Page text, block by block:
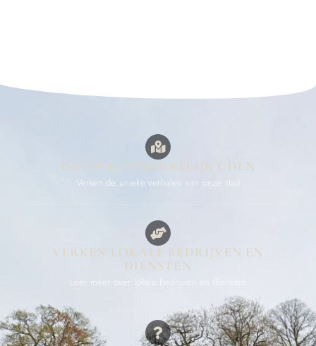
ONTDEK OPMERKELIJK UDEN
Verken de unieke verhalen van onze stad
VERKEN LOKALE BEDRIJVEN EN
DIENSTEN
Leer meer over lokale bedrijven en diensten